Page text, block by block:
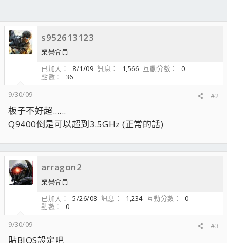
s952613123
榮譽會員
已加入
8/1/09 訊息 1,566 互動分數
0
點數
36
9/30/09
#2
板子不好超......
Q9400倒是可以超到3.5GHz (正常的話)
arragon2
榮譽會員
已加入
5/26/08 訊息 1,234 互動分數
0
點數
0
9/30/09
#3
貼BIOS設定吧